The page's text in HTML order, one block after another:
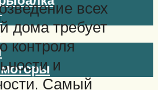
всех
дома требует
контроля
и
Самый